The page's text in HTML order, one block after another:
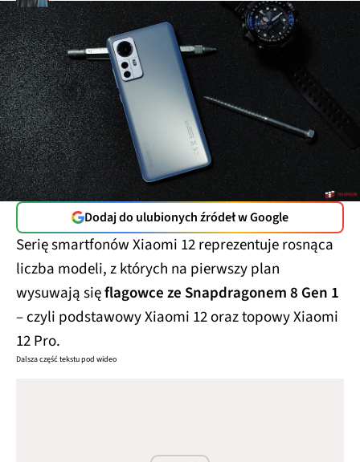
Dodaj do ulubionych źródeł w Google
Serię smartfonów Xiaomi 12 reprezentuje rosnąca
liczba modeli, z których na pierwszy plan
wysuwają sięflagowce ze Snapdragonem 8 Gen 1
– czyli podstawowy Xiaomi 12 oraz topowy Xiaomi
12 Pro.
Dalsza część tekstu pod wideo